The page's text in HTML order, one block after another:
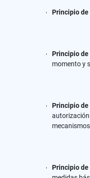
Principio de
Principio
momento y
Principio
autorización
Principio de